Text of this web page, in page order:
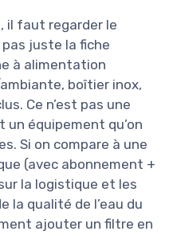
, il faut regarder le
juste la fiche
à alimentation
boîtier inox,
Ce n’est pas une
un équipement qu’on
Si on compare à une
(avec abonnement +
la logistique et les
la qualité de l’eau du
ajouter un filtre en